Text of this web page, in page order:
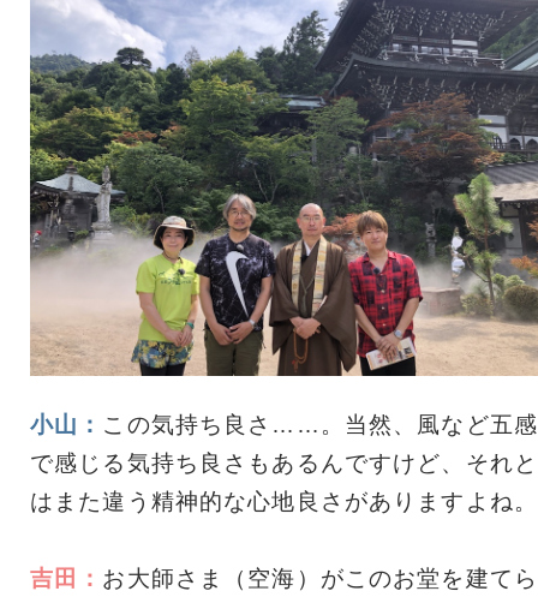
小山： この気持ち良さ……。当然、風など五感
で感じる気持ち良さもあるんですけど、それと
はまた違う精神的な心地良さがありますよね。
吉田： お大師さま（空海）がこのお堂を建てら